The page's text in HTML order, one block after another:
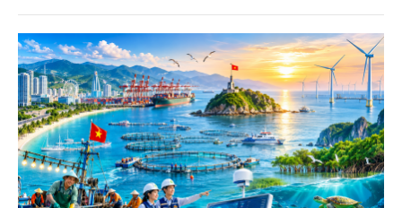
nguồn nước ngầm nhiễm phèn, đòi hỏi sớm được đầu tư
nâng cấp.